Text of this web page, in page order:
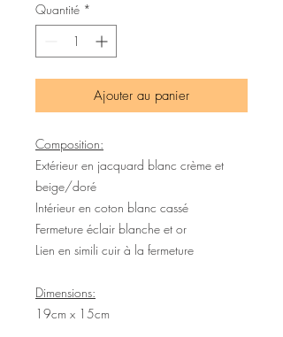
Quantité *
Ajouter au panier
Composition:
Extérieur en jacquard blanc crème et
beige/doré
Intérieur en coton blanc cassé
Fermeture éclair blanche et or
Lien en simili cuir à la fermeture
Dimensions:
19cm x 15cm